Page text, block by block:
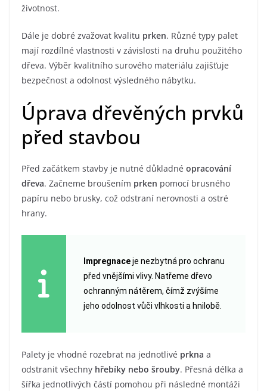
životnost.
Dále je dobré zvažovat kvalitu prken. Různé typy palet
mají rozdílné vlastnosti v závislosti na druhu použitého
dřeva. Výběr kvalitního surového materiálu zajišťuje
bezpečnost a odolnost výsledného nábytku.
Úprava dřevěných prvků
před stavbou
Před začátkem stavby je nutné důkladné opracování
dřeva. Začneme broušením prken pomocí brusného
papíru nebo brusky, což odstraní nerovnosti a ostré
hrany.
Impregnaceje nezbytná pro ochranu
před vnějšími vlivy. Natřeme dřevo
ochranným nátěrem, čímž zvýšíme
jeho odolnost vůči vlhkosti a hnilobě.
Palety je vhodné rozebrat na jednotlivé prkna a
odstranit všechny hřebíky nebo šrouby. Přesná délka a
šířka jednotlivých částí pomohou při následné montáži